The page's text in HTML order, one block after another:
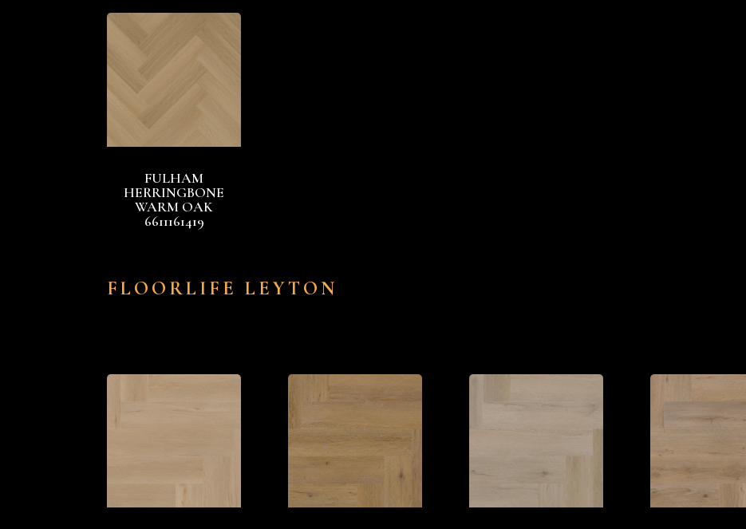
FULHAM
HERRINGBONE
WARM OAK
6611161419
FLOORLIFE LEYTON